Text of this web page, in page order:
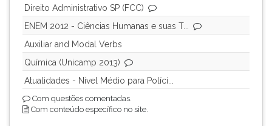
Direito Administrativo SP (FCC)
ENEM 2012 - Ciências Humanas e suas T...
Auxiliar and Modal Verbs
Química (Unicamp 2013)
Atualidades - Nível Médio para Políci...
Com questões comentadas.
Com conteúdo específico no site.